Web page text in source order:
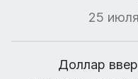
25 июля
Доллар